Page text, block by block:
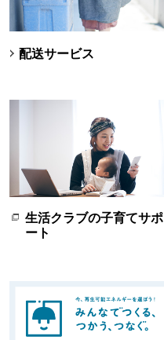
配送サービス
生活クラブの子育てサポ
ート